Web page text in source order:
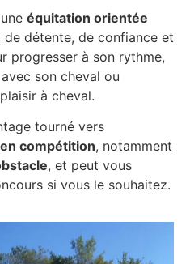
équitation orientée
de détente, de confiance et
progresser à son rythme,
son cheval ou
à cheval.
tourné vers
compétition, notamment
, et peut vous
si vous le souhaitez.